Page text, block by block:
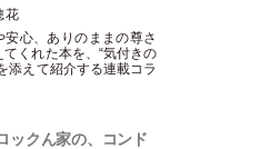
花
安心、ありのままの尊さ
てくれた本を、“気付きの
添えて紹介する連載コラ
ックん家の、コンド